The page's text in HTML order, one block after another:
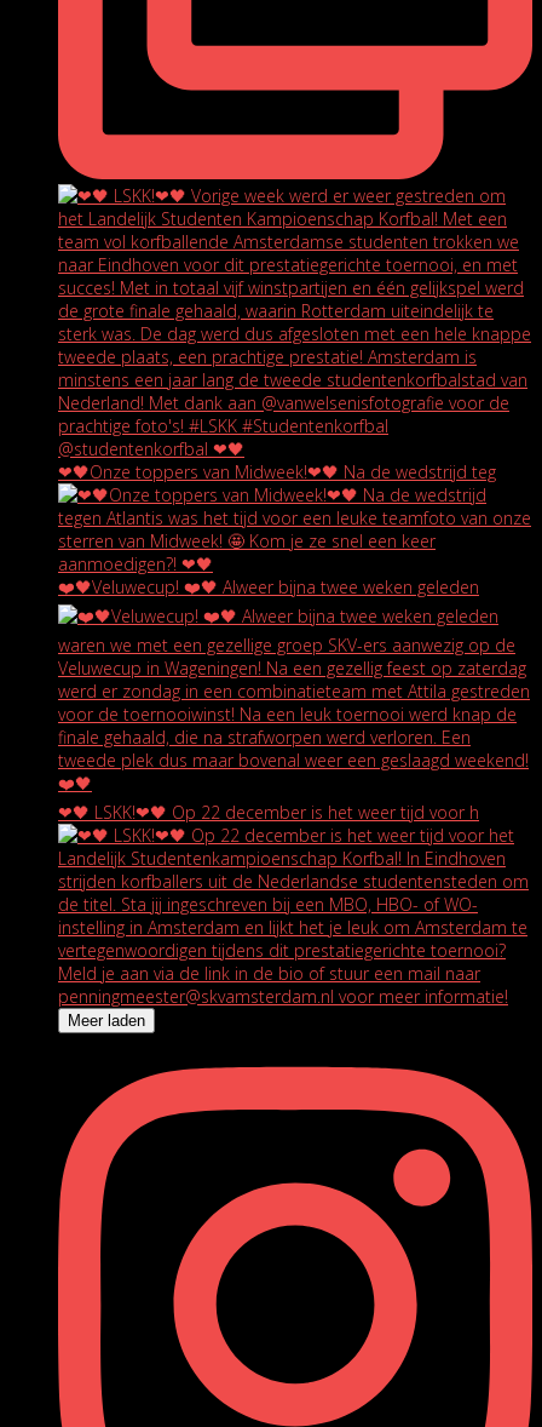
❤🖤Onze toppers van Midweek!❤🖤 Na de wedstrijd teg
❤️🖤Veluwecup! ❤️🖤 Alweer bijna twee weken geleden
❤🖤 LSKK!❤🖤 Op 22 december is het weer tijd voor h
Meer laden